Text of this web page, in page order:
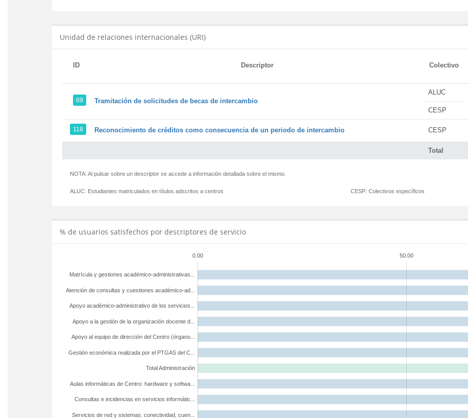
Unidad de relaciones internacionales (URI)
ID Descriptor Colectivo
Total
89 Tramitación de solicitudes de becas de intercambio
ALUC
CESP
118 Reconocimiento de créditos como consecuencia de un periodo de intercambio CESP
NOTA: Al pulsar sobre un descriptor se accede a información detallada sobre el mismo.
ALUC: Estudiantes matriculados en títulos adscritos a centros CESP: Colectivos específicos
% de usuarios satisfechos por descriptores de servicio
0.00 50.00
Servicios de red y sistemas: conectividad, cuen...
Consultas e incidencias en servicios informátic...
Aulas informáticas de Centro: hardware y softwa...
Total Administración
Gestión económica realizada por el PTGAS del C...
Apoyo al equipo de dirección del Centro (órgano...
Apoyo a la gestión de la organización docente d...
Apoyo académico-administrativo de los servicios...
Atención de consultas y cuestiones académico-ad...
Matrícula y gestiones académico-administrativas...